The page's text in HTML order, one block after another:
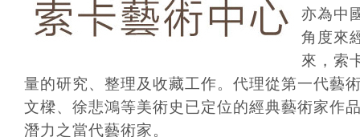
亦為中
角度來
來，索
量的研究、整理及收藏工作。代理從第一代藝
文樑、徐悲鴻等美術史已定位的經典藝術家作
潛力之當代藝術家。